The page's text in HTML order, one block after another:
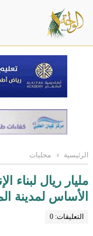
الرئيسية › محليات
مليار ريال
الأساس لمدينة
التعليقات: 0